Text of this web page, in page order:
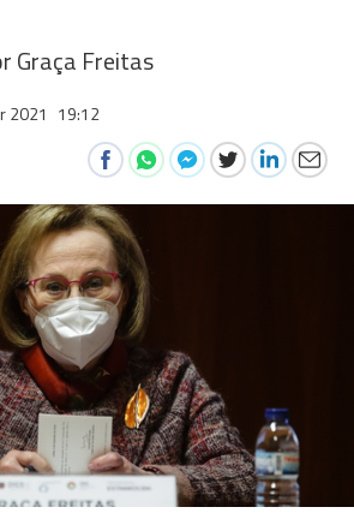
Graça Freitas
2021 19:12